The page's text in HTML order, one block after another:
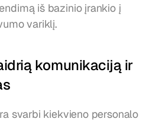
iš bazinio įrankio į
variklį.
komunikaciją ir
svarbi kiekvieno personalo